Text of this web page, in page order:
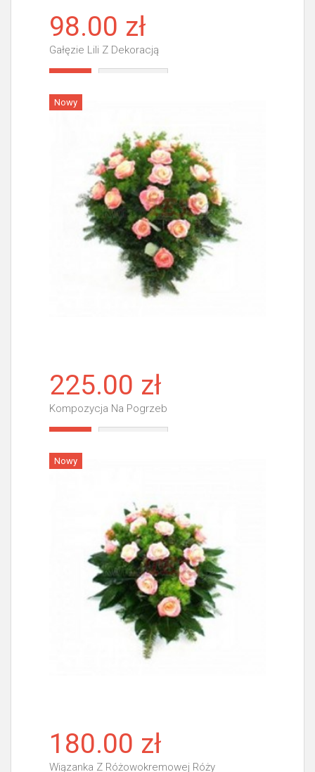
98.00 zł
Gałęzie Lili Z Dekoracją
Nowy
225.00 zł
Kompozycja Na Pogrzeb
Nowy
180.00 zł
Wiązanka Z Różowokremowej Róży